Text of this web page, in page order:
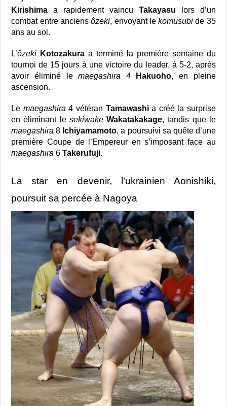
Kirishima a rapidement vaincu Takayasu lors d’un
combat entre anciensôzeki, envoyant lekomusubi de 35
ans au sol.
L’ôzeki Kotozakura a terminé la première semaine du
tournoi de 15 jours à une victoire du leader, à 5-2, après
avoir éliminé lemaegashira 4 Hakuoho, en pleine
ascension.
Le maegashira4 vétéran Tamawashia créé la surprise
en éliminant le sekiwake Wakatakakage, tandis que le
maegashira 8 Ichiyamamoto, a poursuivi sa quête d’une
première Coupe de l’Empereur en s’imposant face au
maegashira 6Takerufuji.
La star en devenir, l’ukrainien Aonishiki,
poursuit sa percée à Nagoya